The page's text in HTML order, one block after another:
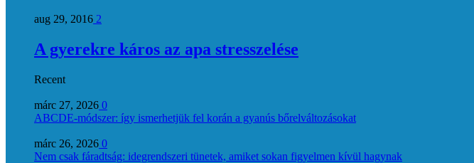
aug 29, 2016 2
A gyerekre káros az apa stresszelése
Recent
márc 27, 2026 0
ABCDE‑módszer: így ismerhetjük fel korán a gyanús bőrelváltozásokat
márc 26, 2026 0
Nem csak fáradtság: idegrendszeri tünetek, amiket sokan figyelmen kívül hagynak